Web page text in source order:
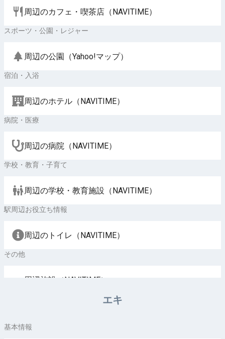
周辺のカフェ・喫茶店（NAVITIME）
スポーツ・公園・レジャー
周辺の公園（Yahoo!マップ）
宿泊・入浴
周辺のホテル（NAVITIME）
病院・医療
周辺の病院（NAVITIME）
学校・教育・子育て
周辺の学校・教育施設（NAVITIME）
駅周辺お役立ち情報
周辺のトイレ（NAVITIME）
その他
周辺施設（NAVITIME）
エキ
基本情報